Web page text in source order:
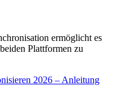
ermöglicht es
Plattformen zu
2026 – Anleitung